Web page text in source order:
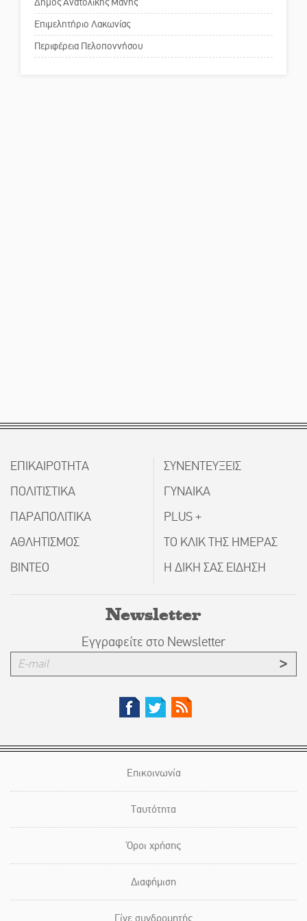
Το δικό σας σχόλιο: Παράδειγμα
κοινωνικής αναισθησίας
Επιμελητήριο Λακωνίας
Περιφέρεια Πελοποννήσου
ΕΠΙΚΑΙΡΟΤΗΤΑ
ΠΟΛΙΤΙΣΤΙΚΑ
ΠΑΡΑΠΟΛΙΤΙΚΑ
ΑΘΛΗΤΙΣΜΟΣ
ΒΙΝΤΕΟ
ΣΥΝΕΝΤΕΥΞΕΙΣ
ΓΥΝΑΙΚΑ
PLUS +
ΤΟ ΚΛΙΚ ΤΗΣ ΗΜΕΡΑΣ
Η ΔΙΚΗ ΣΑΣ ΕΙΔΗΣΗ
Newsletter
Εγγραφείτε στο Newsletter
Επικοινωνία
Ταυτότητα
Όροι χρήσης
Διαφήμιση
Γίνε συνδρομητής